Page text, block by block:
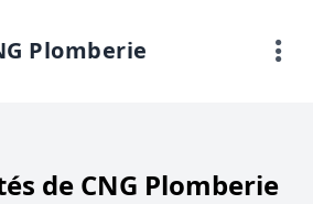
Plomberie
de CNG Plomberie